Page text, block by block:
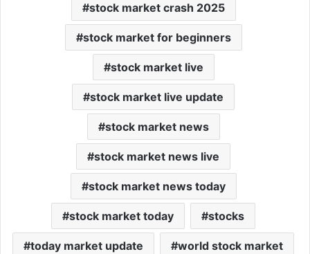
stock market crash 2025
stock market for beginners
stock market live
stock market live update
stock market news
stock market news live
stock market news today
stock market today stocks
today market update world stock market